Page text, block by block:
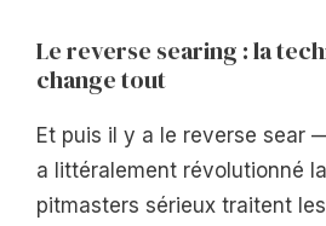
Le reverse searing : la
change tout
Et puis il y a le reverse sear
a littéralement révolutionné
pitmasters sérieux traitent